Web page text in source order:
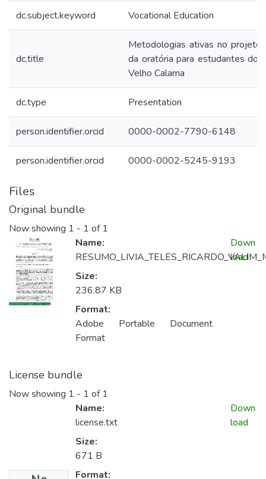
dc.subject.keyword Vocational Education
dc.title
Metodologias ativas no projeto
da oratória para estudantes do
Velho Calama
dc.type Presentation
person.identifier.orcid 0000-0002-7790-6148
person.identifier.orcid 0000-0002-5245-9193
Files
Original bundle
Now showing 1 - 1 of 1
Name:
Size:
236.87 KB
Format:
Adobe Portable Document
Format
Down
load
License bundle
Now showing 1 - 1 of 1
Name:
license.txt
Size:
671 B
Format:
Down
load